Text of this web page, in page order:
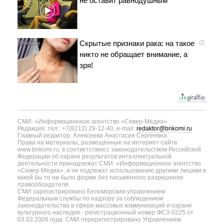
i
Скрытые признаки рака: на такое
никто не обращает внимание, а
зря!
СМИ: «Информационное агентство «Север-Медиа»
Редакция: тел.: +7(8212) 29-12-40, e-mail: redaktor@bnkomi.ru
Главный редактор: Алексеева Анастасия Сергеевна.
Права на материалы, размещённые на интернет-сайте
www.bnkomi.ru, в соответствии с законодательством Российской
Федерации об охране результатов интеллектуальной
деятельности принадлежат СМИ: «Информационное агентство
«Север-Медиа», и не подлежат использованию другими лицами в
какой бы то ни было форме без письменного разрешения
правообладателя.
СМИ зарегистрировано Беломорским управлением
Федеральным службы по надзору за соблюдением
законодательства в сфере массовых коммуникаций и охране
культурного наследия - регистрационный номер ФС3-0225 от
03.03.2006 года. СМИ перерегистрировано Управлением